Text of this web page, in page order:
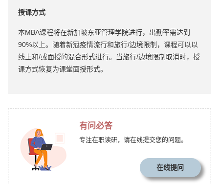
授课方式
本MBA课程将在新加坡东亚管理学院进行，出勤率需达到
90%以上。随着新冠疫情流行和旅行/边境限制，课程可以以
线上和/或面授的混合形式进行。当旅行/边境限制取消时，授
课方式恢复为课堂面授形式。
有问必答
专注在职读研，请在线提交您的问题。
在线提问